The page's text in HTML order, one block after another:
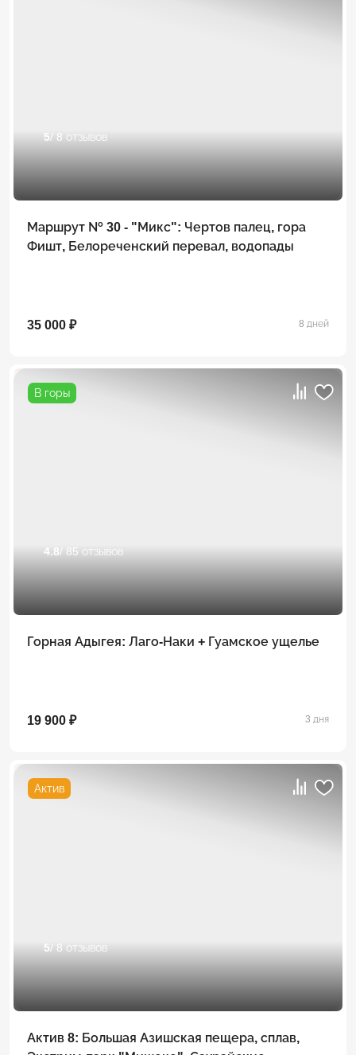
5/ 8 отзывов
Маршрут № 30 - "Микс": Чертов палец, гора
Фишт, Белореченский перевал, водопады
35 000 ₽ 8 дней
В горы
4.8/ 85 отзывов
Горная Адыгея: Лаго-Наки + Гуамское ущелье
19 900 ₽ 3 дня
Актив
5/ 8 отзывов
Актив 8: Большая Азишская пещера, сплав,